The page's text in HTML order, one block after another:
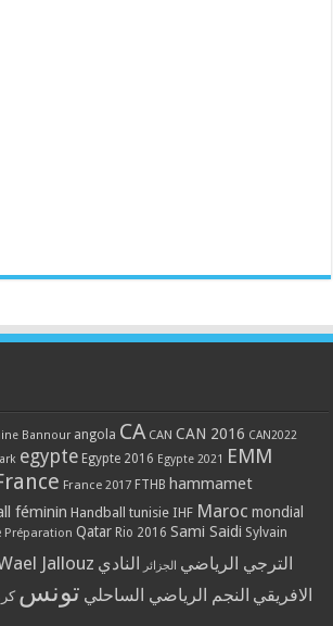
Bannour angola CA CAN CAN 2016 CAN2022
egypte Egypte 2016 Egypte 2021 EMM
France 2017 FTHB hammamet
féminin Handball tunisie IHF Maroc mondial
Préparation Qatar Rio 2016 Sami Saidi Sylvain
Jallouz الترجي الرياضي الجزائر النادي
الافريقي النجم الرياضي الساحلي تونس